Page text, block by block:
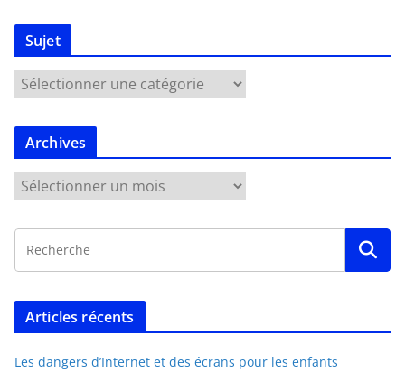
Sujet
Archives
Articles récents
Les dangers d’Internet et des écrans pour les enfants